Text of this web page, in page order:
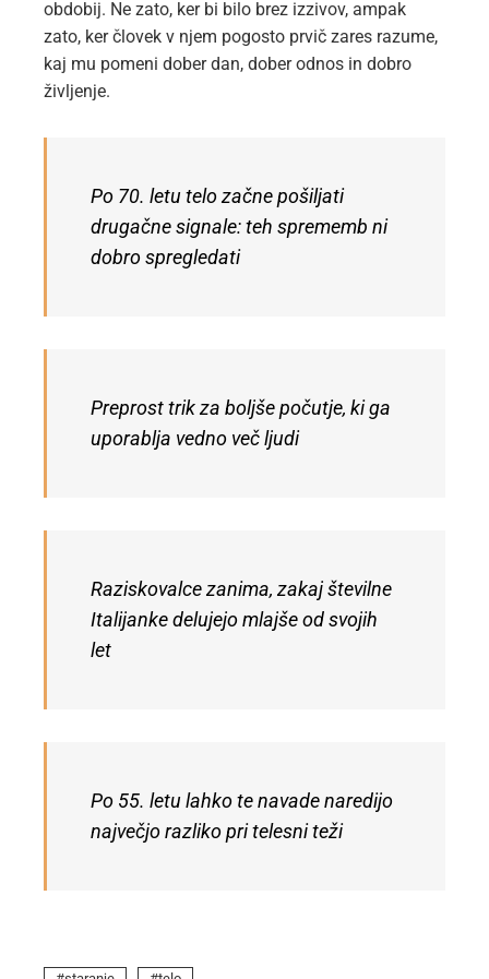
obdobij. Ne zato, ker bi bilo brez izzivov, ampak
zato, ker človek v njem pogosto prvič zares razume,
kaj mu pomeni dober dan, dober odnos in dobro
življenje.
Po 70. letu telo začne pošiljati
drugačne signale: teh sprememb ni
dobro spregledati
Preprost trik za boljše počutje, ki ga
uporablja vedno več ljudi
Raziskovalce zanima, zakaj številne
Italijanke delujejo mlajše od svojih
let
Po 55. letu lahko te navade naredijo
največjo razliko pri telesni teži